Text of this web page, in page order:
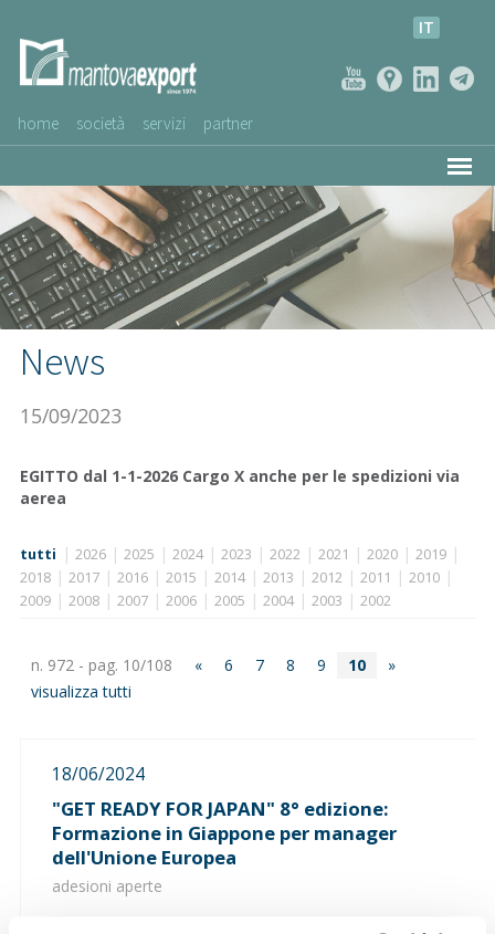
IT
home società servizi partner
AZIENDE CLIENTI
NEWS
VIDEO
SERVIZIO CLIENTI
News
15/09/2023
EGITTO dal 1-1-2026 Cargo X anche per le spedizioni via
aerea
tutti | 2026| 2025 | 2024| 2023 | 2022 | 2021 | 2020| 2019|
2018| 2017| 2016| 2015 | 2014| 2013 | 2012 | 2011 | 2010|
2009| 2008| 2007| 2006| 2005 | 2004| 2003 | 2002
n. 972 - pag. 10/108 « 6 7 8 9 10
»
visualizza tutti
18/06/2024
"GET READY FOR JAPAN" 8° edizione:
Formazione in Giappone per manager
dell'Unione Europea
adesioni aperte